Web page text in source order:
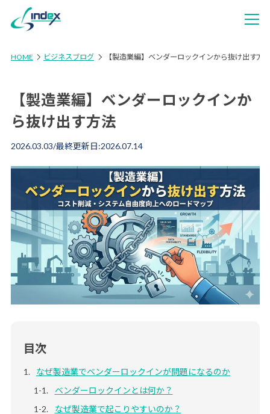
HOME ビジネスブログ 【製造業編】ベンダーロックインから抜け出す方
【製造業編】ベンダーロックインか
ら抜け出す方法
2026.03.03/最終更新日:2026.07.14
目次
なぜ製造業でベンダーロックインが問題になるのか
ベンダーロックインとは何か？
なぜ製造業で起こりやすいのか？